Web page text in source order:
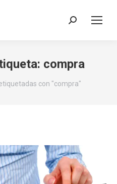
Buscar:
compra
con "compra"